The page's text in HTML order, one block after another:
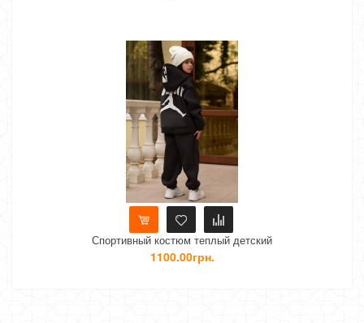
Спортивный костюм теплый детский